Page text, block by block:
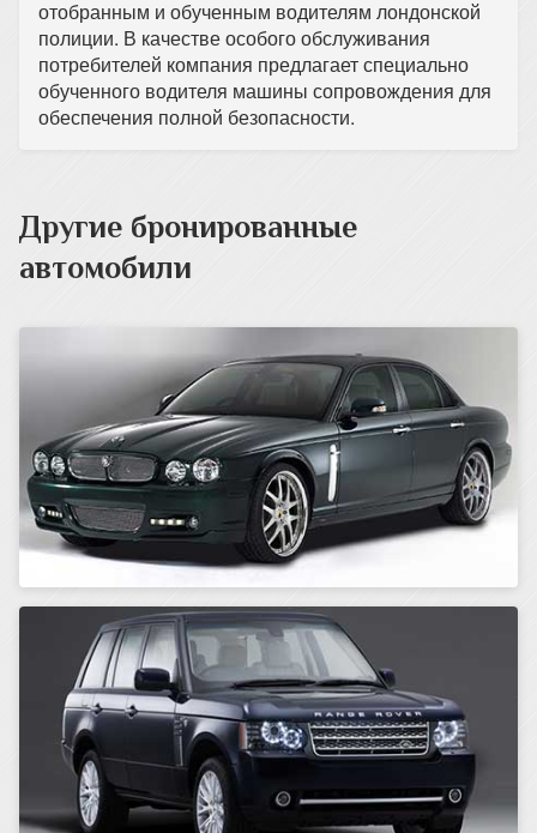
отобранным и обученным водителям лондонской
полиции. В качестве особого обслуживания
потребителей компания предлагает специально
обученного водителя машины сопровождения для
обеспечения полной безопасности.
Другие бронированные
автомобили